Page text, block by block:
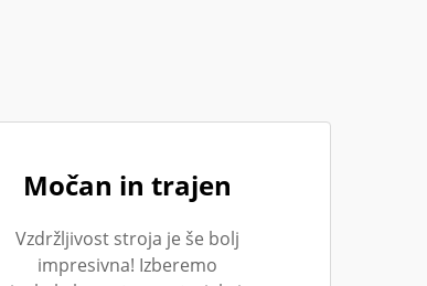
Močan in trajen
Vzdržljivost stroja je še bolj
impresivna! Izberemo